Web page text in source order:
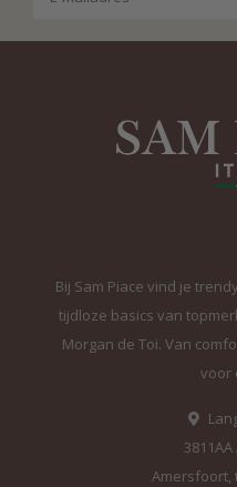
Bij Sam Piace vind je
tijdloze basics van
Morgan de Toi. Van
voor
Amersfoort,